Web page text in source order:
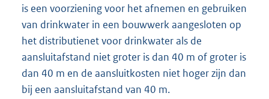
is een voorziening voor het afnemen en gebruiken
van drinkwater in een bouwwerk aangesloten op
het distributienet voor drinkwater als de
aansluitafstand niet groter is dan 40 m of groter is
dan 40 m en de aansluitkosten niet hoger zijn dan
bij een aansluitafstand van 40 m.